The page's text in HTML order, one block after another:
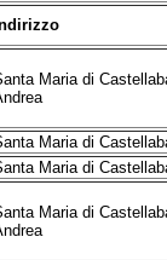
Maria di
Maria di
Maria di
Maria di